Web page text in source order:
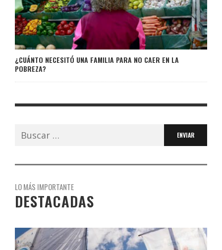
¿CUÁNTO NECESITÓ UNA FAMILIA PARA NO CAER EN LA
POBREZA?
Buscar:
LO MÁS IMPORTANTE
DESTACADAS